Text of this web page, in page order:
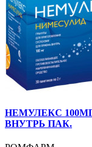
НЕМУЛЕКС
ВНУТРЬ ПАК.